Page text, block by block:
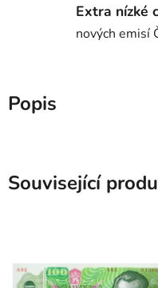
Extra nízké
nových emisí
Popis
Související